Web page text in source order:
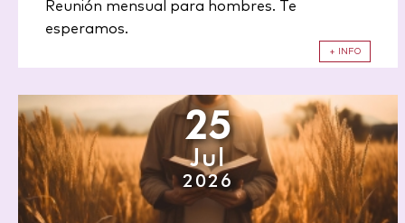
Reunión mensual para hombres. Te
esperamos.
+ INFO
25
Jul
2026